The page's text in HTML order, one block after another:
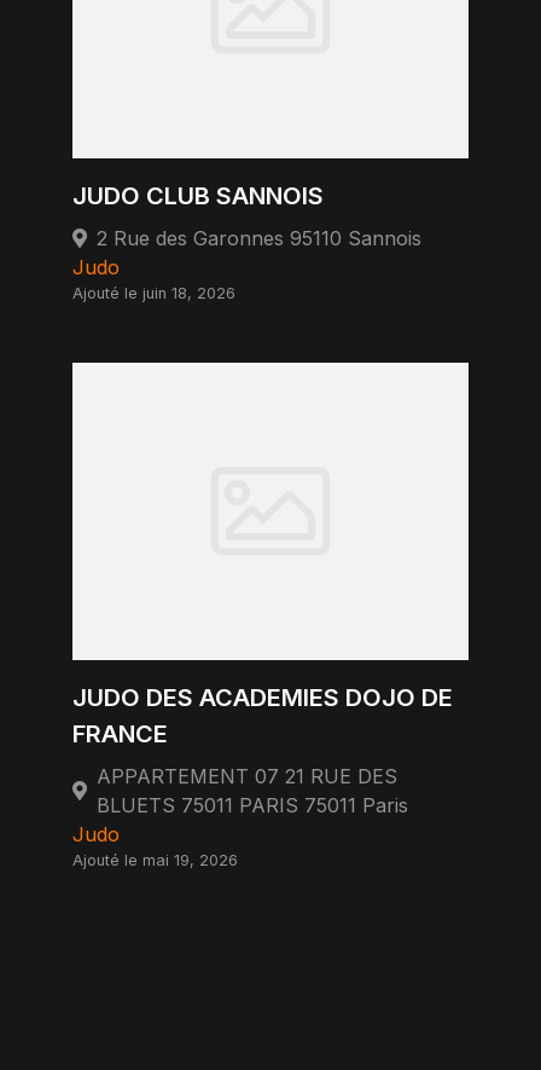
JUDO CLUB SANNOIS
2 Rue des Garonnes 95110 Sannois
Judo
Ajouté le juin 18, 2026
JUDO DES ACADEMIES DOJO DE
FRANCE
APPARTEMENT 07 21 RUE DES
BLUETS 75011 PARIS 75011 Paris
Judo
Ajouté le mai 19, 2026